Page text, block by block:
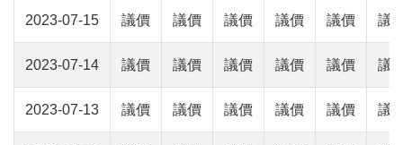
2023-07-15 議價 議價 議價 議價 議價 議
2023-07-14 議價 議價 議價 議價 議價 議
2023-07-13 議價 議價 議價 議價 議價 議